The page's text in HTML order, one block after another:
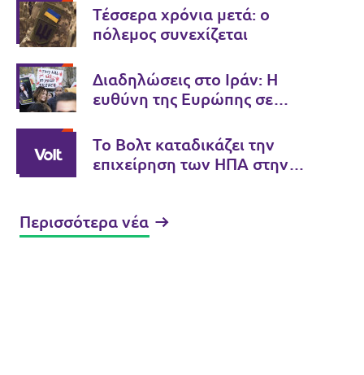
Τέσσερα χρόνια μετά: ο
πόλεμος συνεχίζεται
Διαδηλώσεις στο Ιράν: Η
ευθύνη της Ευρώπης σε
Το Βολτ καταδικάζει την
επιχείρηση των ΗΠΑ στην
Περισσότερα νέα